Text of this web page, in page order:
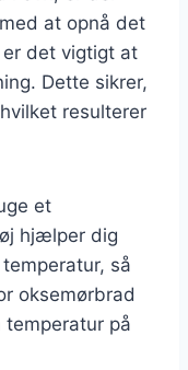
at opnå det
det vigtigt at
Dette sikrer,
resulterer
et
hjælper dig
så
oksemørbrad
på